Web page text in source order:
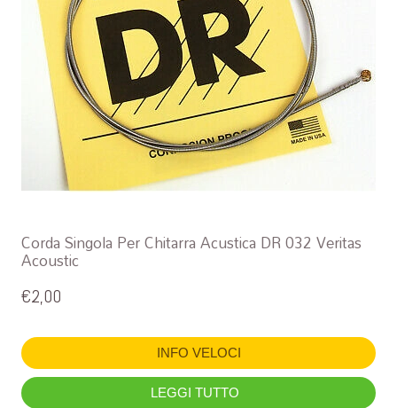
Corda Singola Per Chitarra Acustica DR 032 Veritas
Acoustic
€2,00
INFO VELOCI
LEGGI TUTTO